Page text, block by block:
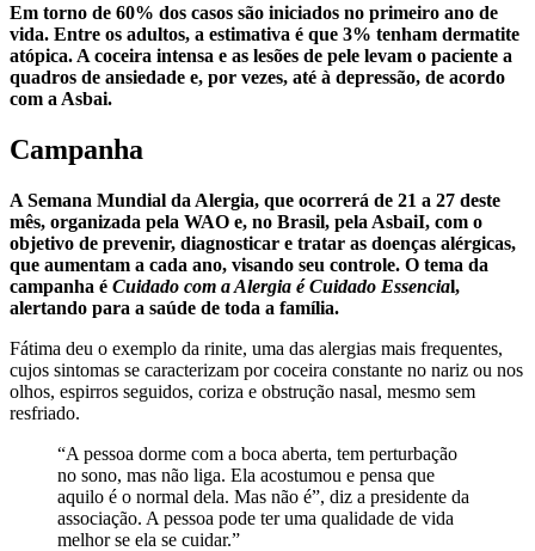
Em torno de 60% dos casos são iniciados no primeiro ano de
vida. Entre os adultos, a estimativa é que 3% tenham dermatite
atópica. A coceira intensa e as lesões de pele levam o paciente a
quadros de ansiedade e, por vezes, até à depressão, de acordo
com a Asbai.
Campanha
A Semana Mundial da Alergia, que ocorrerá de 21 a 27 deste
mês, organizada pela WAO e, no Brasil, pela AsbaiI, com o
objetivo de prevenir, diagnosticar e tratar as doenças alérgicas,
que aumentam a cada ano, visando seu controle. O tema da
campanha é Cuidado com a Alergia é Cuidado Essencial,
alertando para a saúde de toda a família.
Fátima deu o exemplo da rinite, uma das alergias mais frequentes,
cujos sintomas se caracterizam por coceira constante no nariz ou nos
olhos, espirros seguidos, coriza e obstrução nasal, mesmo sem
resfriado.
“A pessoa dorme com a boca aberta, tem perturbação
no sono, mas não liga. Ela acostumou e pensa que
aquilo é o normal dela. Mas não é”, diz a presidente da
associação. A pessoa pode ter uma qualidade de vida
melhor se ela se cuidar.”